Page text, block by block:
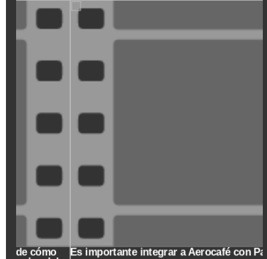
ZMtwiZ8t-
Mo
Es importante integrar a Aerocafé con Palestina